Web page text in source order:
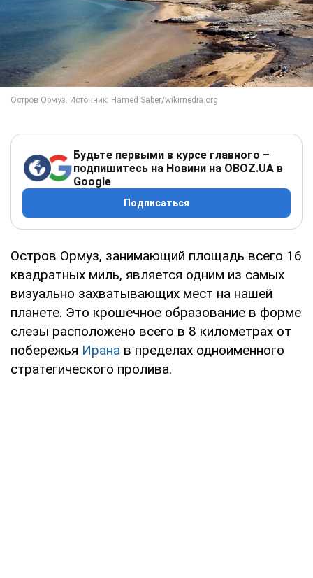
Будьте первыми в курсе главного –
подпишитесь на Новини на OBOZ.UA в
Google
Подписаться
Остров Ормуз, занимающий площадь всего 16
квадратных миль, является одним из самых
визуально захватывающих мест на нашей
планете. Это крошечное образование в форме
слезы расположено всего в 8 километрах от
побережья Ирана в пределах одноименного
стратегического пролива.